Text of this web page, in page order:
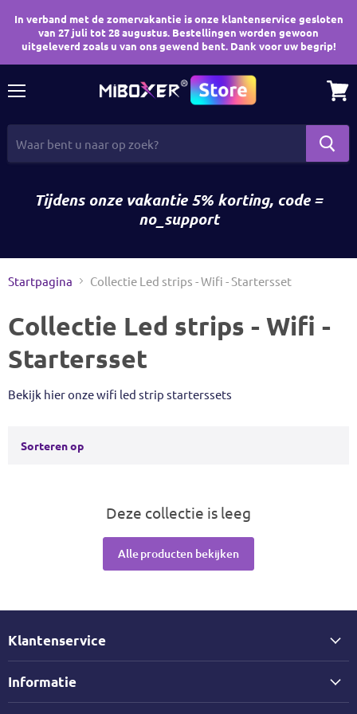
In verband met de zomervakantie is onze klantenservice gesloten
van 27 juli tot 28 augustus. Bestellingen worden gewoon
uitgeleverd zoals u van ons gewend bent. Dank voor uw begrip!
Tijdens onze vakantie 5% korting, code =
no_support
Startpagina Collectie Led strips - Wifi - Startersset
Collectie Led strips - Wifi -
Startersset
Bekijk hier onze wifi led strip starterssets
Sorteren op
Deze collectie is leeg
Alle producten bekijken
Klantenservice
Informatie